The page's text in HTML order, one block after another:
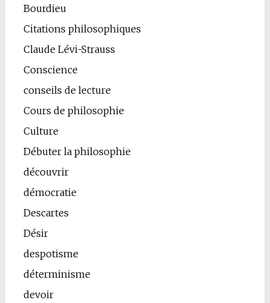
Bourdieu
Citations philosophiques
Claude Lévi-Strauss
Conscience
conseils de lecture
Cours de philosophie
Culture
Débuter la philosophie
découvrir
démocratie
Descartes
Désir
despotisme
déterminisme
devoir